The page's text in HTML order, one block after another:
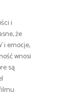
i
że
i emocje,
wnosi
są